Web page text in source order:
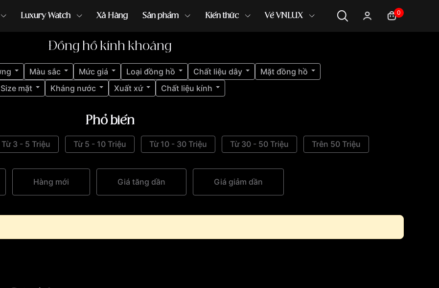
Luxury Watch Xả Hàng Sản phẩm Kiến thức Về VNLUX 0
hồ G-Shock đồng hồ Orient ...
Đồng hồ kính khoáng
Màu sắc Mức giá Loại đồng hồ Chất liệu dây
Mặt đồng hồ
Size mặt
Kháng nước Xuất xứ Chất liệu kính
Phổ biến
Từ 3 - 5 Triệu Từ 5 - 10 Triệu Từ 10 - 30 Triệu Từ 30 - 50 Triệu Trên 50 Triệu
Hàng mới Giá tăng dần Giá giảm dần